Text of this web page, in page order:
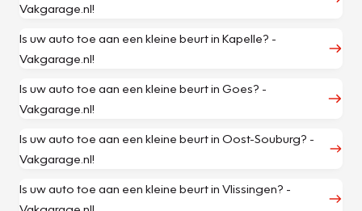
Vakgarage.nl!
Is uw auto toe aan een kleine beurt in Kapelle? -
Vakgarage.nl!
Is uw auto toe aan een kleine beurt in Goes? -
Vakgarage.nl!
Is uw auto toe aan een kleine beurt in Oost-Souburg? -
Vakgarage.nl!
Is uw auto toe aan een kleine beurt in Vlissingen? -